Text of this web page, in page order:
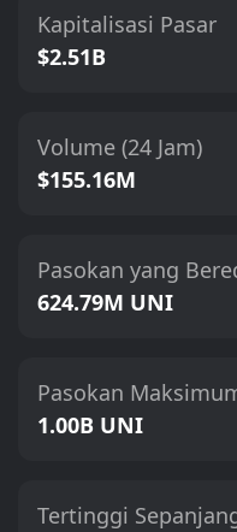
Kapitalisasi Pasar
$2.51B
Volume (24 Jam)
$155.16M
Pasokan yang
624.79M UNI
Pasokan
1.00B UNI
Tertinggi